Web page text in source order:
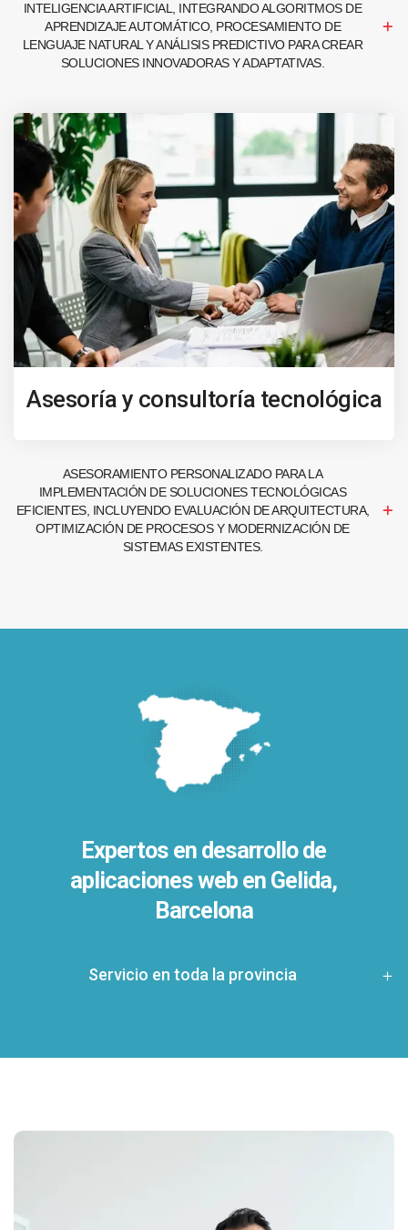
INTELIGENCIA ARTIFICIAL, INTEGRANDO ALGORITMOS DE
APRENDIZAJE AUTOMÁTICO, PROCESAMIENTO DE
LENGUAJE NATURAL Y ANÁLISIS PREDICTIVO PARA CREAR
SOLUCIONES INNOVADORAS Y ADAPTATIVAS.
Asesoría y consultoría tecnológica
ASESORAMIENTO PERSONALIZADO PARA LA
IMPLEMENTACIÓN DE SOLUCIONES TECNOLÓGICAS
EFICIENTES, INCLUYENDO EVALUACIÓN DE ARQUITECTURA,
OPTIMIZACIÓN DE PROCESOS Y MODERNIZACIÓN DE
SISTEMAS EXISTENTES.
Expertos en desarrollo de
aplicaciones web en Gelida,
Barcelona
Servicio en toda la provincia